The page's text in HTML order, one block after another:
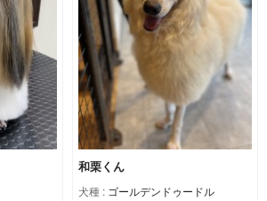
和栗くん
犬種 : ゴールデンドゥードル